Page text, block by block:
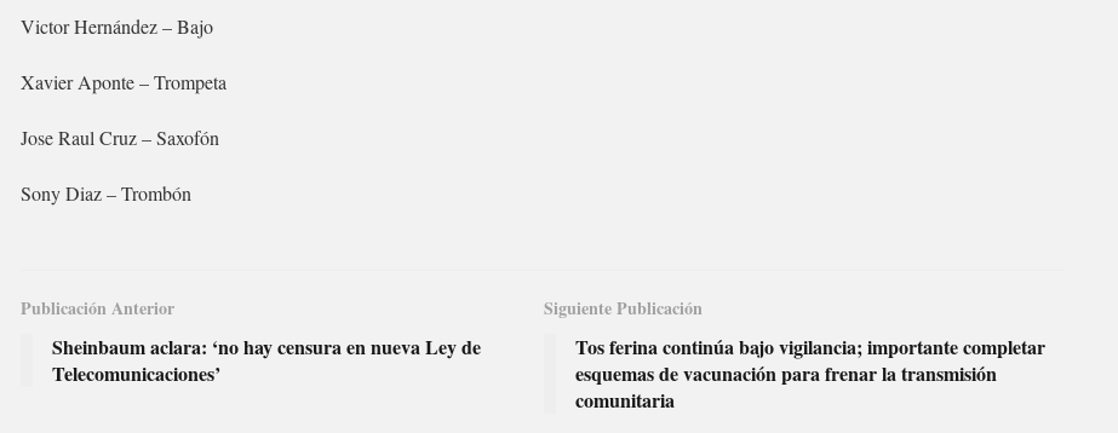
Victor Hernández – Bajo
Xavier Aponte – Trompeta
Jose Raul Cruz – Saxofón
Sony Diaz – Trombón
Publicación Anterior
Sheinbaum aclara: ‘no hay censura en nueva Ley de
Telecomunicaciones’
Siguiente Publicación
Tos ferina continúa bajo vigilancia; importante completar
esquemas de vacunación para frenar la transmisión
comunitaria